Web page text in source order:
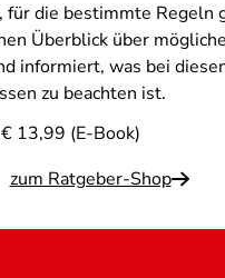
für die bestimmte Regeln
Überblick über mögliche
informiert, was bei
zu beachten ist.
13,99 (E-Book)
zum Ratgeber-Shop